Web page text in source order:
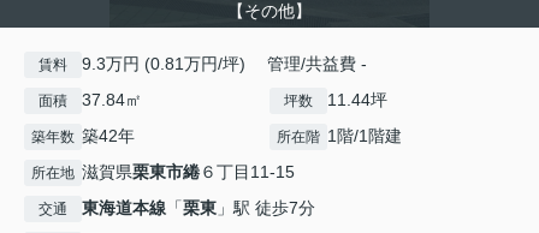
【その他】
賃料 9.3万円 (0.81万円/坪) 管理/共益費 -
面積 37.84㎡ 坪数 11.44坪
築年数 築42年 所在階 1階/1階建
所在地 滋賀県栗東市綣６丁目11-15
交通 東海道本線 「栗東 」駅 徒歩7分